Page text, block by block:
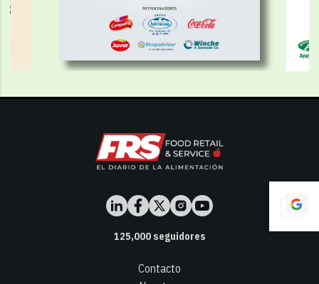
125,000seguidores
Contacto